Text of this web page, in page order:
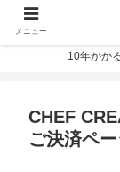
10年かか
CHEF
ご決済ペ
メニュー